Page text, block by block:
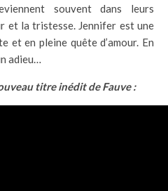
souvent dans leurs
et la tristesse. Jennifer est une
et en pleine quête d’amour. En
adieu…
titre inédit de Fauve :